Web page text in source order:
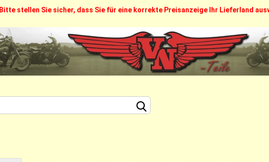
Callback Service
Sprache auswählen
Lieferland
Bitte stellen Sie sicher, dass Sie für eine korrekte Preisanzeige Ihr Lieferland